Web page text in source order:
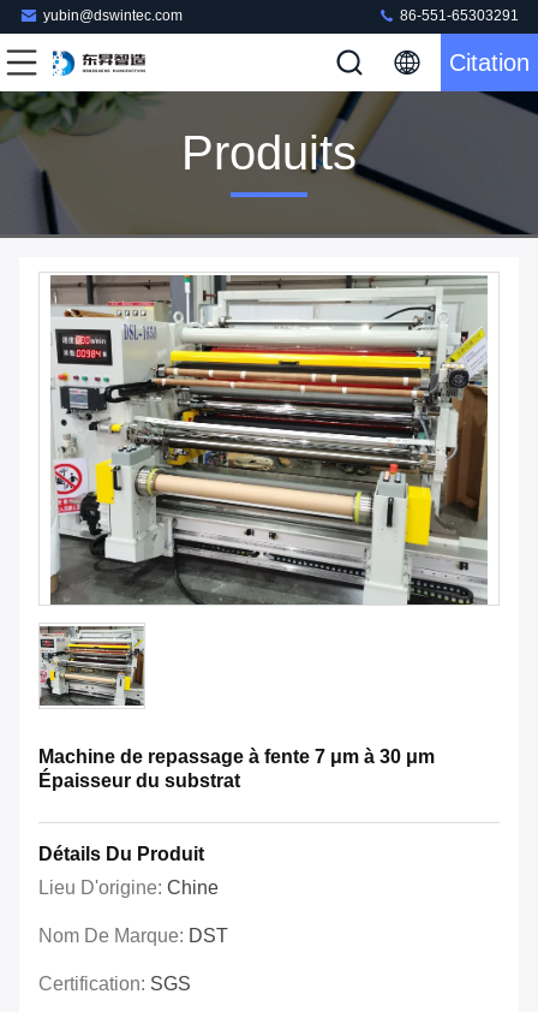
yubin@dswintec.com 86-551-65303291
Citation
Produits
Machine de repassage à fente 7 μm à 30 μm
Épaisseur du substrat
Détails Du Produit
Lieu D'origine: Chine
Nom De Marque: DST
Certification: SGS